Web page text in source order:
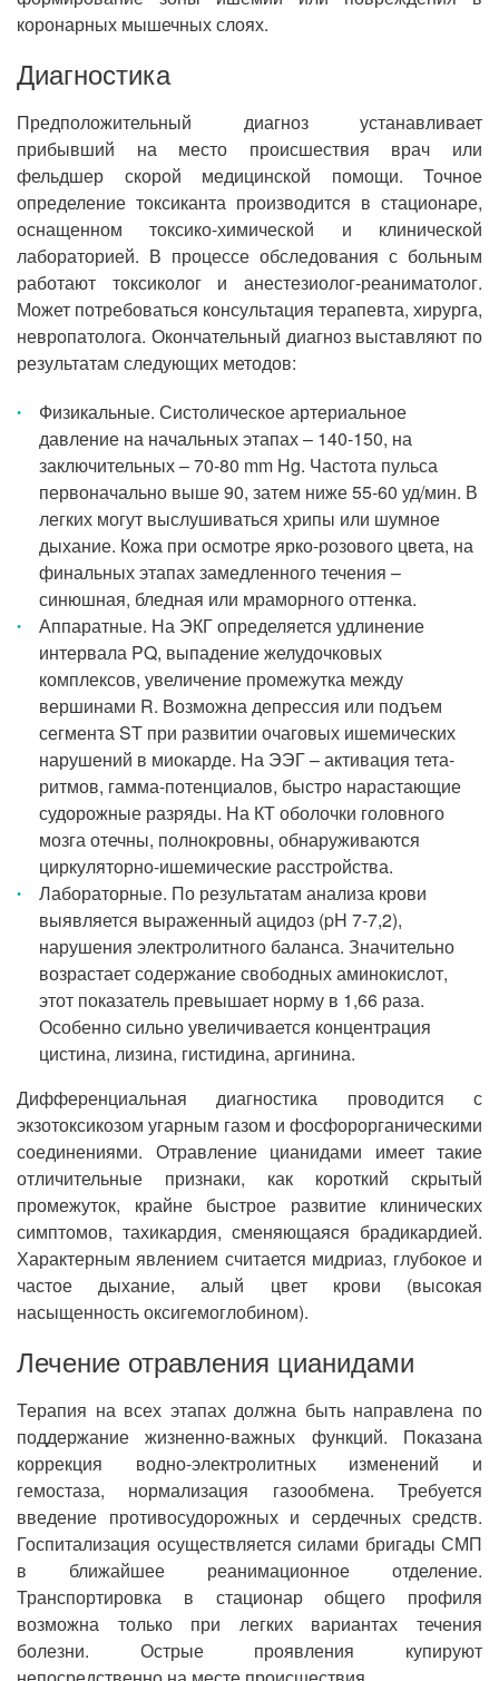
коронарных мышечных слоях.
Диагностика
Предположительный диагноз устанавливает
прибывший на место происшествия врач или
фельдшер скорой медицинской помощи. Точное
определение токсиканта производится в стационаре,
оснащенном токсико-химической и клинической
лабораторией. В процессе обследования с больным
работают токсиколог и анестезиолог-реаниматолог.
Может потребоваться консультация терапевта, хирурга,
невропатолога. Окончательный диагноз выставляют по
результатам следующих методов:
Физикальные. Систолическое артериальное
давление на начальных этапах – 140-150, на
заключительных – 70-80 mm Hg. Частота пульса
первоначально выше 90, затем ниже 55-60 уд/мин. В
легких могут выслушиваться хрипы или шумное
дыхание. Кожа при осмотре ярко-розового цвета, на
финальных этапах замедленного течения –
синюшная, бледная или мраморного оттенка.
Аппаратные. На ЭКГ определяется удлинение
интервала PQ, выпадение желудочковых
комплексов, увеличение промежутка между
вершинами R. Возможна депрессия или подъем
сегмента ST при развитии очаговых ишемических
нарушений в миокарде. На ЭЭГ – активация тета-
ритмов, гамма-потенциалов, быстро нарастающие
судорожные разряды. На КТ оболочки головного
мозга отечны, полнокровны, обнаруживаются
циркуляторно-ишемические расстройства.
Лабораторные. По результатам анализа крови
выявляется выраженный ацидоз (pH 7-7,2),
нарушения электролитного баланса. Значительно
возрастает содержание свободных аминокислот,
этот показатель превышает норму в 1,66 раза.
Особенно сильно увеличивается концентрация
цистина, лизина, гистидина, аргинина.
Дифференциальная диагностика проводится с
экзотоксикозом угарным газом и фосфорорганическими
соединениями. Отравление цианидами имеет такие
отличительные признаки, как короткий скрытый
промежуток, крайне быстрое развитие клинических
симптомов, тахикардия, сменяющаяся брадикардией.
Характерным явлением считается мидриаз, глубокое и
частое дыхание, алый цвет крови (высокая
насыщенность оксигемоглобином).
Лечение отравления цианидами
Терапия на всех этапах должна быть направлена по
поддержание жизненно-важных функций. Показана
коррекция водно-электролитных изменений и
гемостаза, нормализация газообмена. Требуется
введение противосудорожных и сердечных средств.
Госпитализация осуществляется силами бригады СМП
в ближайшее реанимационное отделение.
Транспортировка в стационар общего профиля
возможна только при легких вариантах течения
болезни. Острые проявления купируют